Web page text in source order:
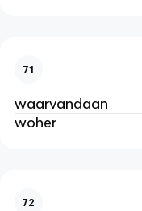
71
waarvandaan
woher
72